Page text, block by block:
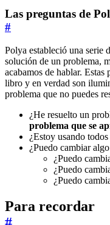
Las preguntas de
#
Polya estableció una serie
solución de un problema,
acabamos de hablar. Estas
libro y en verdad son
problema que no puedes
¿He resuelto un
problema que se
¿Estoy usando
¿Puedo cambiar
¿Puedo
¿Puedo
¿Puedo
Para recordar